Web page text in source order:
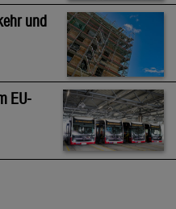
und
EU-